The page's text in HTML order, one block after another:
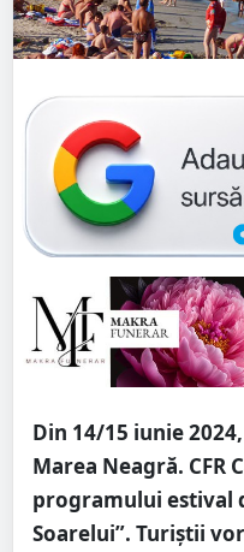
Din 14/15 iunie
Marea Neagră. CFR
programului estival
Soarelui”. Turiștii